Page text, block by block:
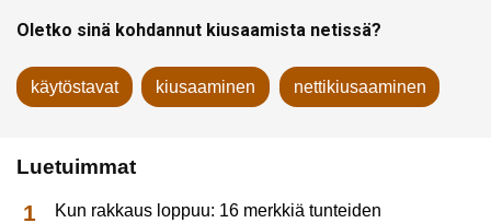
Oletko sinä kohdannut kiusaamista netissä?
käytöstavat kiusaaminen nettikiusaaminen
Luetuimmat
Kun rakkaus loppuu: 16 merkkiä tunteiden